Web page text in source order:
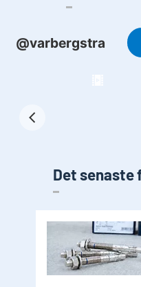
Det senaste